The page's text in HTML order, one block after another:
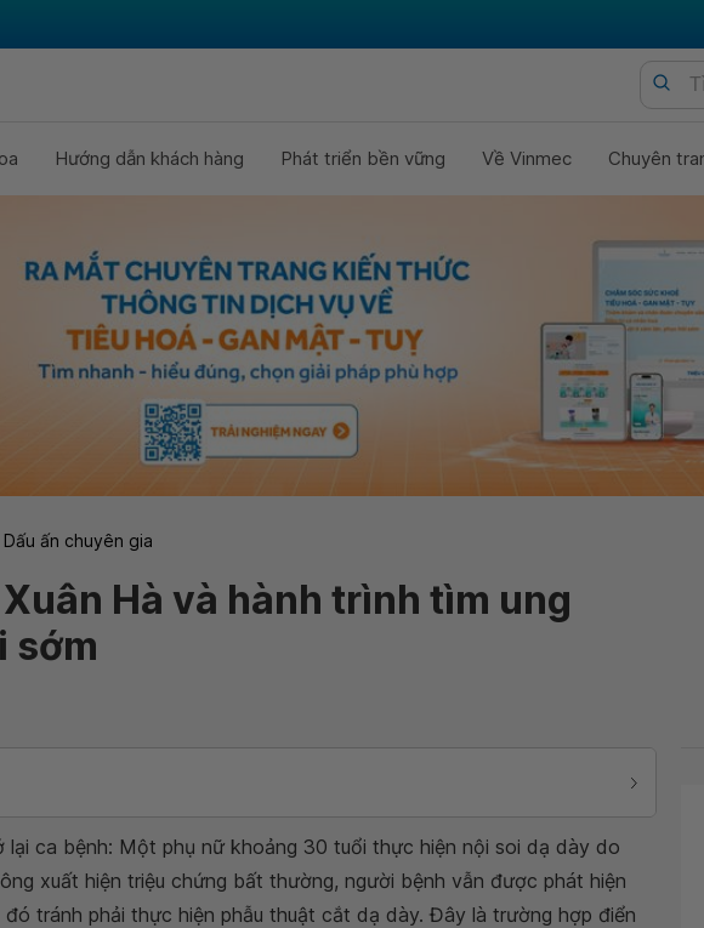
Hướng dẫn khách hàng Phát triển bền vững Về Vinmec Chuyên
Dấu ấn chuyên gia
Hà và hành trình tìm ung
sớm
lại ca bệnh: Một phụ nữ khoảng 30 tuổi thực hiện nội soi dạ dày do
xuất hiện triệu chứng bất thường, người bệnh vẫn được phát hiện
đó tránh phải thực hiện phẫu thuật cắt dạ dày. Đây là trường hợp điển